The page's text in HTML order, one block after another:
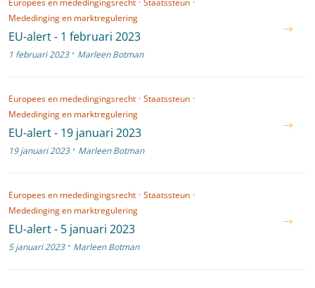
Europees en mededingingsrecht · Staatssteun ·
Mededinging en marktregulering
EU-alert - 1 februari 2023
1 februari 2023 · Marleen Botman
Europees en mededingingsrecht · Staatssteun ·
Mededinging en marktregulering
EU-alert - 19 januari 2023
19 januari 2023 · Marleen Botman
Europees en mededingingsrecht · Staatssteun ·
Mededinging en marktregulering
EU-alert - 5 januari 2023
5 januari 2023 · Marleen Botman